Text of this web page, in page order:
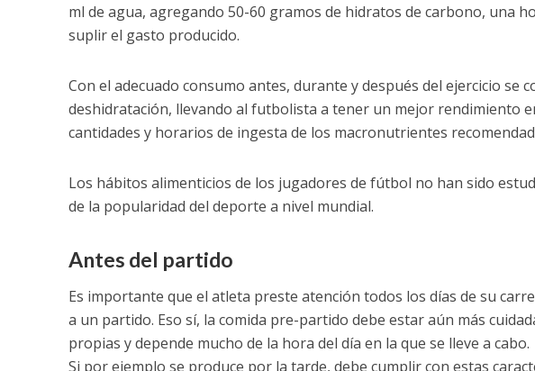
ml de agua, agregando 50-60 gramos de hidratos de carbono, una
suplir el gasto producido.
Con el adecuado consumo antes, durante y después del ejercicio se
deshidratación, llevando al futbolista a tener un mejor rendimiento
cantidades y horarios de ingesta de los macronutrientes
Los hábitos alimenticios de los jugadores de fútbol no han sido
de la popularidad del deporte a nivel mundial.
Antes del partido
Es importante que el atleta preste atención todos los días de su
a un partido. Eso sí, la comida pre-partido debe estar aún más
propias y depende mucho de la hora del día en la que se lleve a cabo.
Si por ejemplo se produce por la tarde, debe cumplir con estas